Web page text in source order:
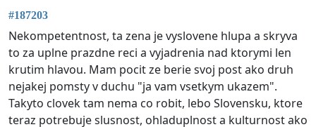
#187203
Nekompetentnost, ta zena je vyslovene hlupa a skryva
to za uplne prazdne reci a vyjadrenia nad ktorymi len
krutim hlavou. Mam pocit ze berie svoj post ako druh
nejakej pomsty v duchu "ja vam vsetkym ukazem".
Takyto clovek tam nema co robit, lebo Slovensku, ktore
teraz potrebuje slusnost, ohladuplnost a kulturnost ako